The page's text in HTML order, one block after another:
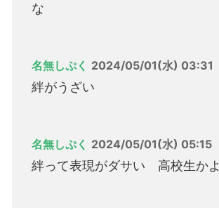
な
名無しぷく 2024/05/01(水) 03:31
絆がうざい
名無しぷく 2024/05/01(水) 05:15
絆って表現がダサい 高校生かよ